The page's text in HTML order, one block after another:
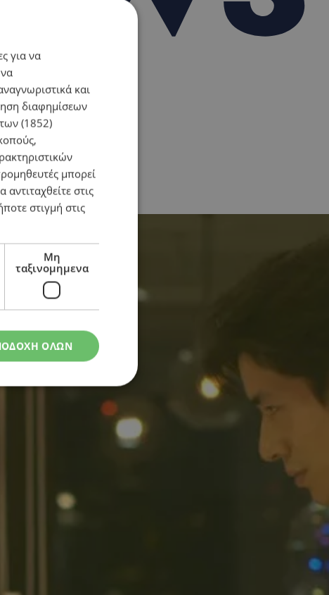
για να
και
διαφημίσεων
(1852)
μπορεί
στις
στιγμή στις
Μη
ταξινομημενα
ΟΛΩΝ